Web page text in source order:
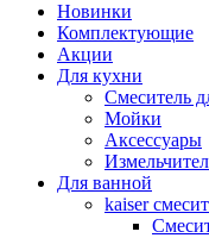
Новинки
Комплектующие
Акции
Для кухни
Cмеситель
Мойки
Аксессуары
Для ванной
kaiser